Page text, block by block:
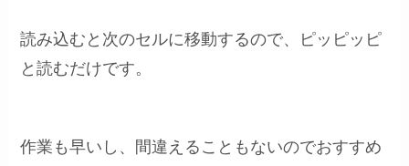
読み込むと次のセルに移動するので、ピッピッピ
と読むだけです。
作業も早いし、間違えることもないのでおすすめ